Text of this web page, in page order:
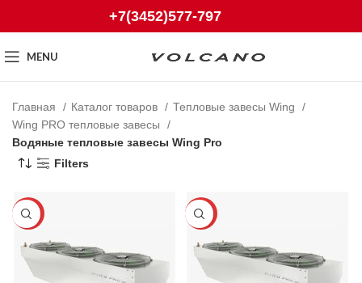
+7(3452)577-797
MENU
Главная Каталог товаров
Тепловые завесы Wing
Wing PRO тепловые завесы
Водяные тепловые завесы Wing Pro
Filters
-25% -25%